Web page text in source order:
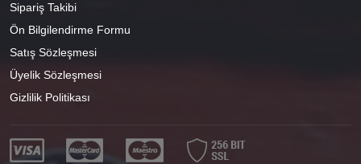
Sipariş Takibi
Ön Bilgilendirme Formu
Satış Sözleşmesi
Üyelik Sözleşmesi
Gizlilik Politikası